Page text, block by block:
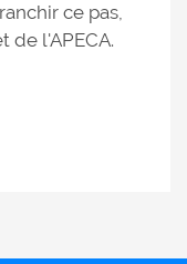
ce pas,
de l'APECA.